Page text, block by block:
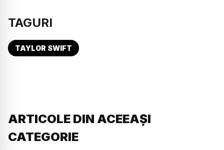
TAGURI
TAYLOR SWIFT
ARTICOLE DIN ACEEAȘI
CATEGORIE